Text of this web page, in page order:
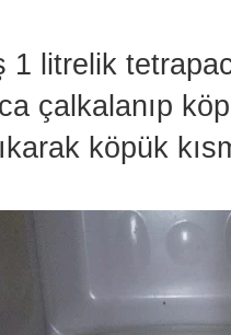
1 litrelik
çalkalanıp
köpük